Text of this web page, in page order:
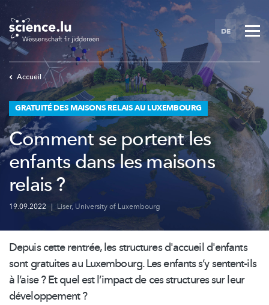
Skip
main
content
DE
Accueil
GRATUITÉ DES MAISONS RELAIS AU LUXEMBOURG
Comment se portent les
enfants dans les maisons
relais ?
19.09.2022 | Liser, University of Luxembourg
Depuis cette rentrée, les structures d'accueil d'enfants
sont gratuites au Luxembourg. Les enfants s’y sentent-ils
à l’aise ? Et quel est l’impact de ces structures sur leur
développement?